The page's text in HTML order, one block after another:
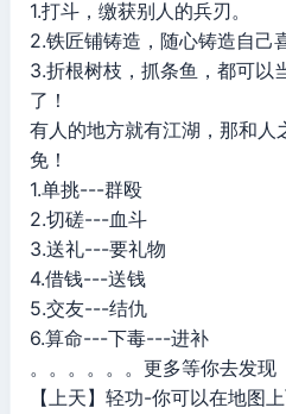
1.打斗，缴获别人的兵刃。
2.铁匠铺铸造，随心铸造自己
3.折根树枝，抓条鱼，都可以
了！
有人的地方就有江湖，那和人
免！
1.单挑---群殴
2.切磋---血斗
3.送礼---要礼物
4.借钱---送钱
5.交友---结仇
6.算命---下毒---进补
。。。。。。更多等你去发现
【上天】轻功-你可以在地图